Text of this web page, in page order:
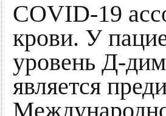
COVID-19
крови. У
уровень Д-
является